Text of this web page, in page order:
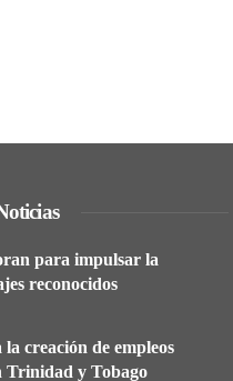
para impulsar la
reconocidos
creación de empleos
Trinidad y Tobago